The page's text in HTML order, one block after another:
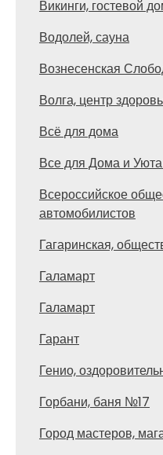
Викинги, гостевой
Водолей, сауна
Вознесенская
Волга, центр
Всё для дома
Все для Дома и
Всероссийское
автомобилистов
Гагаринская,
Галамарт
Галамарт
Гарант
Генио,
Горбани, баня №17
Город мастеров,